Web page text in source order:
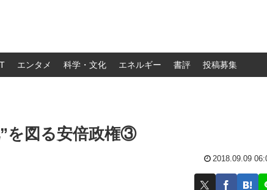
エンタメ 科学・文化 エネルギー 書評 投稿募集
を図る安倍政権③
2018.09.09